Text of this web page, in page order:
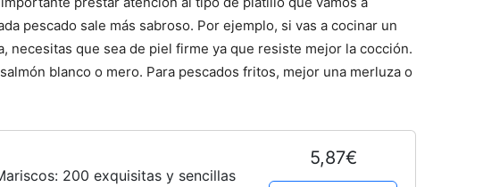
pescado sale más sabroso. Por ejemplo, si vas a cocinar un
necesitas que sea de piel firme ya que resiste mejor la cocción.
blanco o mero. Para pescados fritos, mejor una merluza o
200 exquisitas y sencillas
5,87€